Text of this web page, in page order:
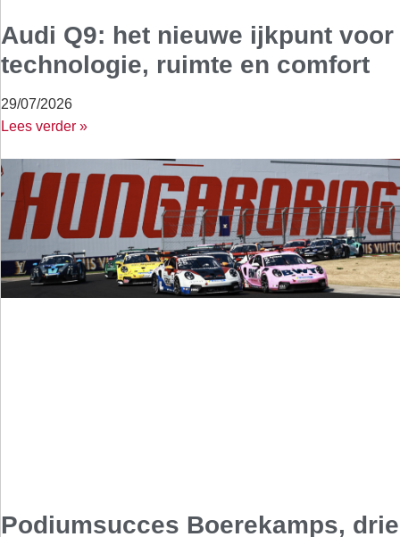
Audi Q9: het nieuwe ijkpunt voor
technologie, ruimte en comfort
29/07/2026
Lees verder »
Podiumsucces Boerekamps, drie